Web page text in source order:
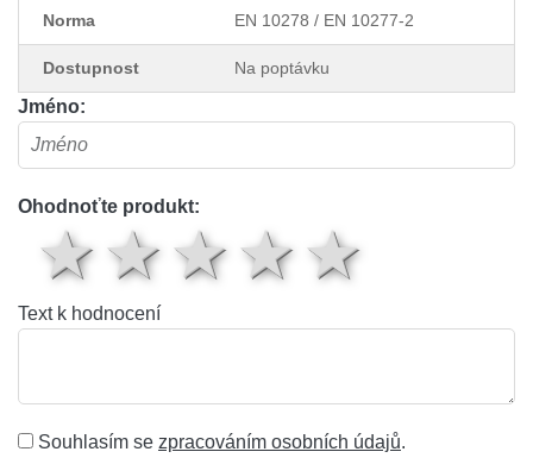
Norma EN 10278 / EN 10277-2
Dostupnost Na poptávku
Jméno:
Ohodnoťte produkt:
4
3 hvězdy
2 hvězdy
1 hvězda
Text k hodnocení
Souhlasím se zpracováním osobních údajů.